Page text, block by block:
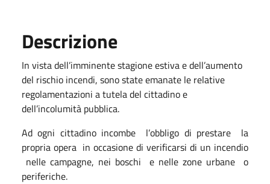
Descrizione
In vista dell’imminente stagione estiva e dell’aumento
del rischio incendi, sono state emanate le relative
regolamentazioni a tutela del cittadino e
dell’incolumità pubblica.
Ad ogni cittadino incombe
l’obbligo di prestare
la
propria opera in occasione di verificarsi di un incendio
nelle campagne, nei boschi
e nelle zone urbane o
periferiche.